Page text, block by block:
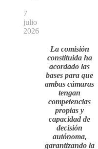
7
julio
2026
La comisión
constituida ha
acordado las
bases para que
ambas cámaras
tengan
competencias
propias y
capacidad de
decisión
autónoma,
garantizando la